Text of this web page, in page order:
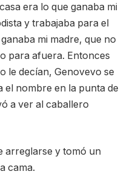
era lo que ganaba mi
y trabajaba para el
mi madre, que no
para afuera. Entonces
le decían, Genovevo se
el nombre en la punta de
a ver al caballero
arreglarse y tomó un
cama.